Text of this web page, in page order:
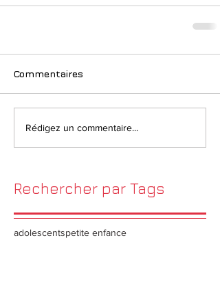
Commentaires
Rédigez un commentaire...
Rechercher par Tags
adolescentspetite enfance